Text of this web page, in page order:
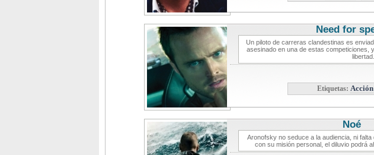
Need for
Un piloto de carreras clandestinas es
asesinado en una de estas competiciones,
libertad.
Etiquetas: Acción
Noécritica
Aronofsky no seduce a la audiencia, ni
con su misión personal, el diluvio podrá